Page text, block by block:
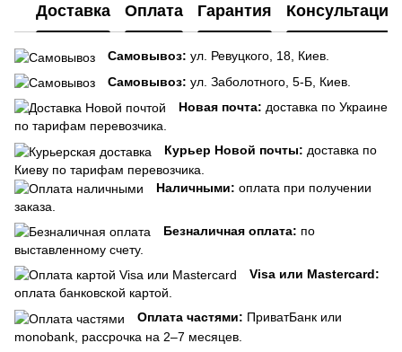
Доставка Оплата Гарантия Консультация
Самовывоз: ул. Ревуцкого, 18, Киев.
Самовывоз: ул. Заболотного, 5-Б, Киев.
Новая почта: доставка по Украине
по тарифам перевозчика.
Курьер Новой почты: доставка по
Киеву по тарифам перевозчика.
Наличными: оплата при получении
заказа.
Безналичная оплата: по
выставленному счету.
Visa или Mastercard:
оплата банковской картой.
Оплата частями: ПриватБанк или
monobank, рассрочка на 2–7 месяцев.